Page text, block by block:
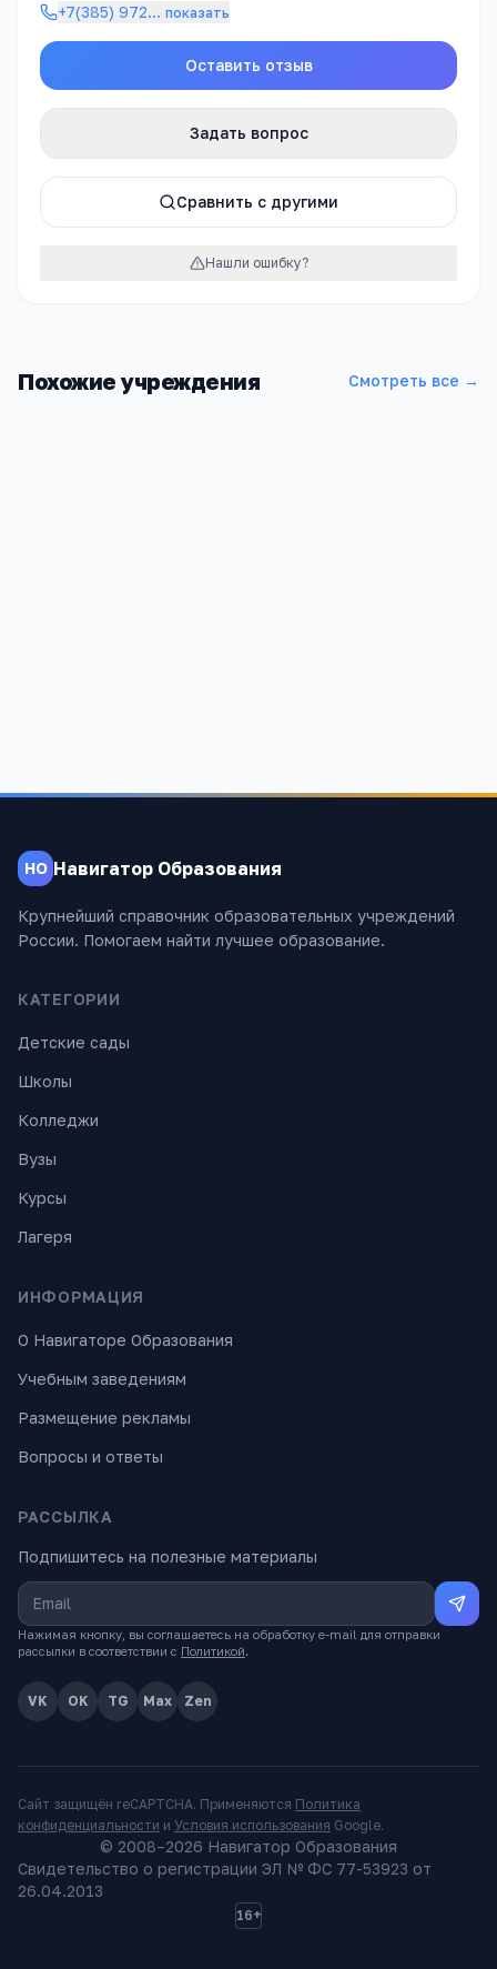
+7(385) 972… показать
Оставить отзыв
Задать вопрос
Сравнить с другими
Нашли ошибку?
Похожие учреждения Смотреть все →
НО Навигатор Образования
Крупнейший справочник образовательных учреждений
России. Помогаем найти лучшее образование.
КАТЕГОРИИ
Детские сады
Школы
Колледжи
Вузы
Курсы
Лагеря
ИНФОРМАЦИЯ
О Навигаторе Образования
Учебным заведениям
Размещение рекламы
Вопросы и ответы
РАССЫЛКА
Подпишитесь на полезные материалы
Нажимая кнопку, вы соглашаетесь на обработку e-mail для отправки
рассылки в соответствии с Политикой.
VK OK TG Max Zen
Сайт защищён reCAPTCHA. Применяются Политика
конфиденциальности и Условия использования Google.
© 2008–2026 Навигатор Образования
Свидетельство о регистрации ЭЛ № ФС 77-53923 от
26.04.2013
16+